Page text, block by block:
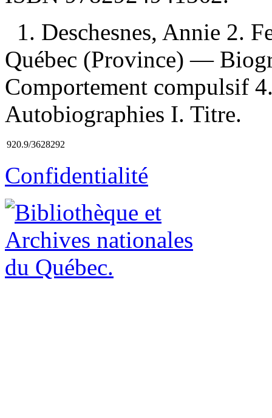
1. Deschesnes, Annie 2.
Québec (Province) —
Comportement compulsif
Autobiographies I. Titre.
920.9/3628292
Confidentialité